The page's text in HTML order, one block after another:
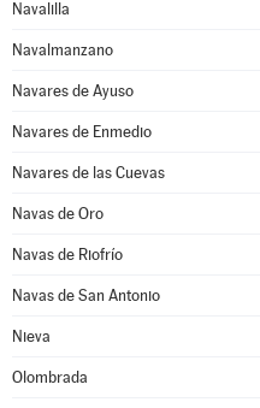
Navalilla
Navalmanzano
Navares de Ayuso
Navares de Enmedio
Navares de las Cuevas
Navas de Oro
Navas de Riofrío
Navas de San Antonio
Nieva
Olombrada